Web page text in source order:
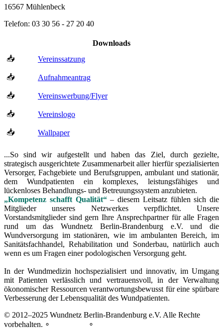
16567 Mühlenbeck
Telefon: 03 30 56 - 27 20 40
Downloads
📥
Vereinssatzung
📥 Aufnahmeantrag
📥 Vereinswerbung/Flyer
📥 Vereinslogo
📥 Wallpaper
...So sind wir aufgestellt und haben das Ziel, durch gezielte,
strategisch ausgerichtete Zusammenarbeit aller hierfür spezialisierten
Versorger, Fachgebiete und Berufsgruppen, ambulant und stationär,
dem Wundpatienten ein komplexes, leistungsfähiges und
lückenloses Behandlungs- und Betreuungssystem anzubieten.
„Kompetenz schafft Qualität“– diesem Leitsatz fühlen sich die
Mitglieder unseres Netzwerkes verpflichtet. Unsere
Vorstandsmitglieder sind gern Ihre Ansprechpartner für alle Fragen
rund um das Wundnetz Berlin‑Brandenburg e.V. und die
Wundversorgung im stationären, wie im ambulanten Bereich, im
Sanitätsfachhandel, Rehabilitation und Sonderbau, natürlich auch
wenn es um Fragen einer podologischen Versorgung geht.
In der Wundmedizin hochspezialisiert und innovativ, im Umgang
mit Patienten verlässlich und vertrauensvoll, in der Verwaltung
ökonomischer Ressourcen verantwortungsbewusst für eine spürbare
Verbesserung der Lebensqualität des Wundpatienten.
© 2012–2025 Wundnetz Berlin-Brandenburg e.V. Alle Rechte
vorbehalten. ∘
∘